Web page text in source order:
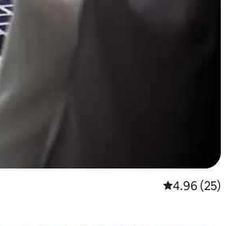
평점 4.96점(5
4.96 (25)